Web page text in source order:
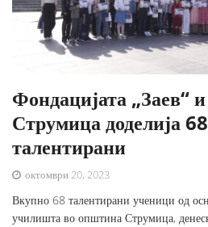
Фондацијата „Заев“
Струмица доделија
талентирани
октомври 20, 2023
Вкупно 68 талентирани ученици од
училишта во општина Струмица,